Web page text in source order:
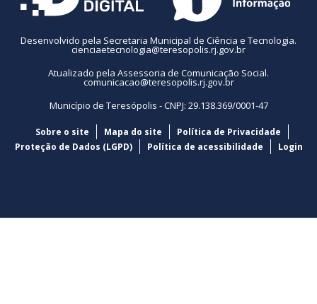
Desenvolvido pela Secretaria Municipal de Ciência e Tecnologia.
cienciaetecnologia@teresopolis.rj.gov.br
Atualizado pela Assessoria de Comunicação Social.
comunicacao@teresopolis.rj.gov.br
Município de Teresópolis - CNPJ: 29.138.369/0001-47
Sobre o site Mapa do site
Política de Privacidade
Proteção de Dados (LGPD)
Política de acessibilidade Login